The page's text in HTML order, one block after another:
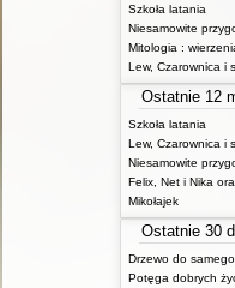
Szkoła latania
Lew, Czarownica i
Ostatnie 12
Szkoła latania
Lew, Czarownica i
Mikołajek
Ostatnie 30
Drzewo do
Potęga dobrych